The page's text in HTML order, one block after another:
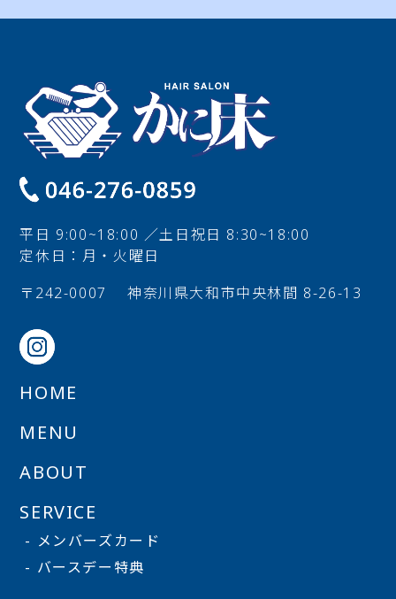
平日 9:00~18:00 ／土日祝日 8:30~18:00
定休日：月・火曜日
〒242-0007
神奈川県大和市中央林間 8-26-13
HOME
MENU
ABOUT
SERVICE
- メンバーズカード
- バースデー特典